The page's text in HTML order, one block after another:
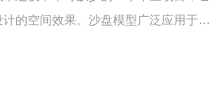
的空间效果。沙盘模型广泛应用于国